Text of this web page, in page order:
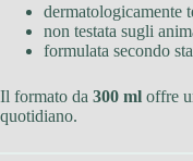
dermatologicamente
non testata sugli
formulata secondo
Il formato da 300 ml offre
quotidiano.